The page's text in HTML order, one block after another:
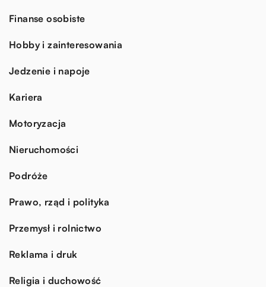
Finanse osobiste
Hobby i zainteresowania
Jedzenie i napoje
Kariera
Motoryzacja
Nieruchomości
Podróże
Prawo, rząd i polityka
Przemysł i rolnictwo
Reklama i druk
Religia i duchowość